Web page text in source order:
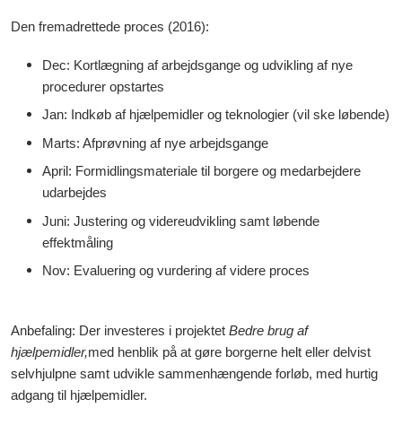
Den fremadrettede proces (2016):
Dec: Kortlægning af arbejdsgange og udvikling af nye
procedurer opstartes
Jan: Indkøb af hjælpemidler og teknologier (vil ske løbende)
Marts: Afprøvning af nye arbejdsgange
April: Formidlingsmateriale til borgere og medarbejdere
udarbejdes
Juni: Justering og videreudvikling samt løbende
effektmåling
Nov: Evaluering og vurdering af videre proces
Anbefaling: Der investeres i projektet Bedre brug af
hjælpemidler,med henblik på at gøre borgerne helt eller delvist
selvhjulpne samt udvikle sammenhængende forløb, med hurtig
adgang til hjælpemidler.